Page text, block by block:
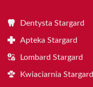
Dentysta Stargard
Apteka Stargard
Lombard Stargard
Kwiaciarnia Stargard